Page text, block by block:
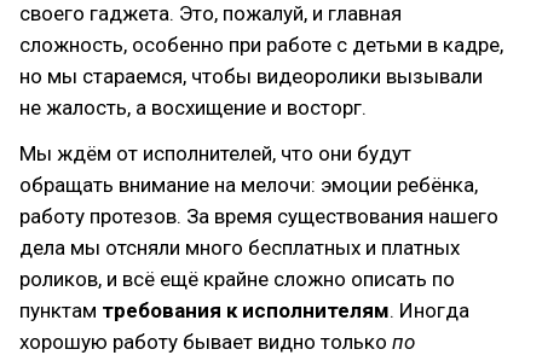
своего гаджета. Это, пожалуй, и главная
сложность, особенно при работе с детьми в кадре,
но мы стараемся, чтобы видеоролики вызывали
не жалость, а восхищение и восторг.
Мы ждём от исполнителей, что они будут
обращать внимание на мелочи: эмоции ребёнка,
работу протезов. За время существования нашего
дела мы отсняли много бесплатных и платных
роликов, и всё ещё крайне сложно описать по
пунктам требования к исполнителям. Иногда
хорошую работу бывает видно только по